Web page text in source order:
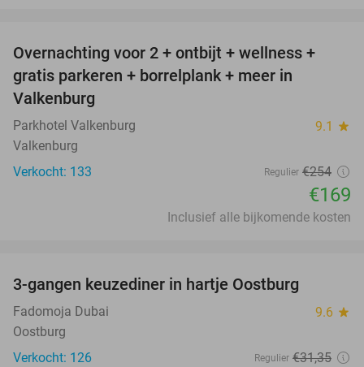
33%
Overnachting voor 2 + ontbijt + wellness +
gratis parkeren + borrelplank + meer in
Valkenburg
Parkhotel Valkenburg 9.1 star
Valkenburg
Verkocht: 133
Regulier €254
€169
Inclusief alle bijkomende kosten
3-gangen keuzediner in hartje Oostburg
Fadomoja Dubai 9.6 star
Oostburg
Verkocht: 126
Regulier €31,35